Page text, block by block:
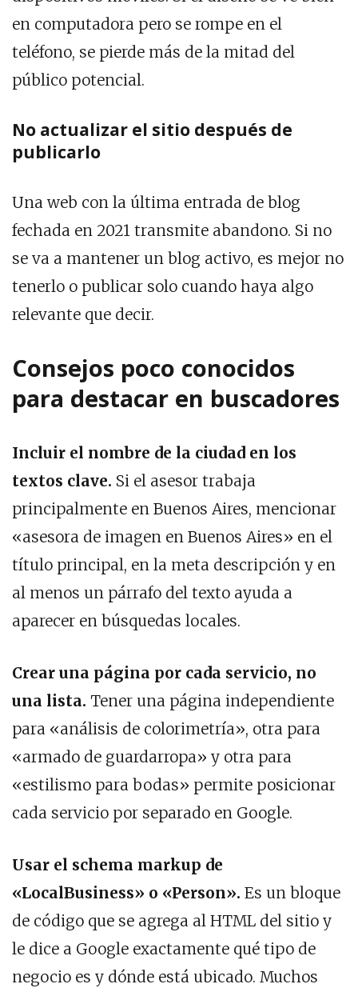
en computadora pero se rompe en el
teléfono, se pierde más de la mitad del
público potencial.
No actualizar el sitio después de
publicarlo
Una web con la última entrada de blog
fechada en 2021 transmite abandono. Si no
se va a mantener un blog activo, es mejor no
tenerlo o publicar solo cuando haya algo
relevante que decir.
Consejos poco conocidos
para destacar en buscadores
Incluir el nombre de la ciudad en los
textos clave. Si el asesor trabaja
principalmente en Buenos Aires, mencionar
«asesora de imagen en Buenos Aires» en el
título principal, en la meta descripción y en
al menos un párrafo del texto ayuda a
aparecer en búsquedas locales.
Crear una página por cada servicio, no
una lista. Tener una página independiente
para «análisis de colorimetría», otra para
«armado de guardarropa» y otra para
«estilismo para bodas» permite posicionar
cada servicio por separado en Google.
Usar el schema markup de
«LocalBusiness» o «Person». Es un bloque
de código que se agrega al HTML del sitio y
le dice a Google exactamente qué tipo de
negocio es y dónde está ubicado. Muchos